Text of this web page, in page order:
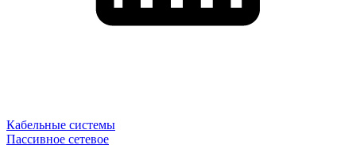
Кабельные системы
Пассивное сетевое